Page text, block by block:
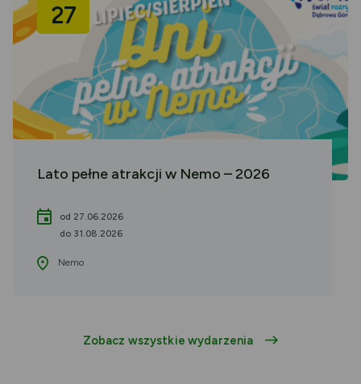
27
Lato pełne atrakcji w Nemo – 2026
od 27.06.2026
do 31.08.2026
Nemo
Zobacz wszystkie wydarzenia